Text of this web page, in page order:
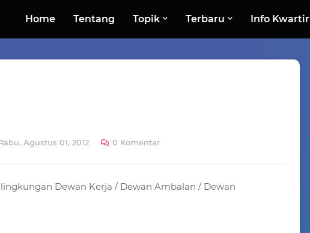
Home Tentang Topik Terbaru Info Kwartir
Agustus 01, 2012 0 Komentar
Dewan Kerja / Dewan Ambalan / Dewan